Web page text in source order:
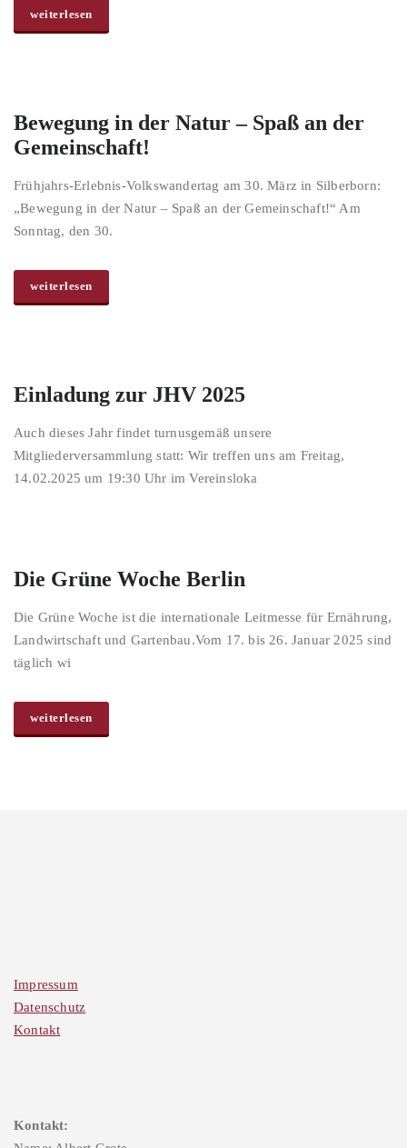
weiterlesen
Bewegung in der Natur – Spaß an der
Gemeinschaft!
Frühjahrs-Erlebnis-Volkswandertag am 30. März in Silberborn:
„Bewegung in der Natur – Spaß an der Gemeinschaft!“ Am
Sonntag, den 30.
weiterlesen
Einladung zur JHV 2025
Auch dieses Jahr findet turnusgemäß unsere
Mitgliederversammlung statt: Wir treffen uns am Freitag,
14.02.2025 um 19:30 Uhr im Vereinsloka
Die Grüne Woche Berlin
Die Grüne Woche ist die internationale Leitmesse für Ernährung,
Landwirtschaft und Gartenbau.Vom 17. bis 26. Januar 2025 sind
täglich wi
weiterlesen
Impressum
Datenschutz
Kontakt
Kontakt: